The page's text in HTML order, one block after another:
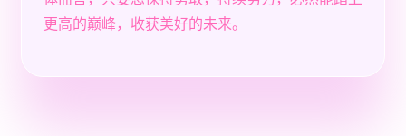
更高的巅峰，收获美好的未来。